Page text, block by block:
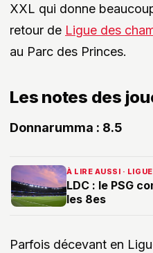
XXL qui donne
retour de Ligue des
au Parc des Princes.
Les notes des
Donnarumma : 8.5
À LIRE AUSSI ·
LDC : le PSG
les 8es
Parfois décevant en